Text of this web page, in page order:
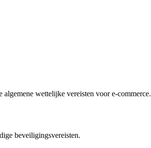
wettelijke vereisten voor e-commerce.
beveiligingsvereisten.